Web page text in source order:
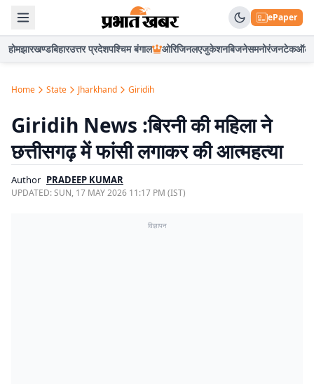
ePaper
होमझारखण्डबिहारउत्तर प्रदेशपश्चिम बंगाल ओरिजिनलएजुकेशनबिजनेसमनोरंजनटेकऑटो
Home State Jharkhand Giridih
Giridih News :बिरनी की महिला ने
छत्तीसगढ़ में फांसी लगाकर की आत्महत्या
Author PRADEEP KUMAR
UPDATED:SUN, 17 MAY 2026 11:17 PM (IST)
विज्ञापन